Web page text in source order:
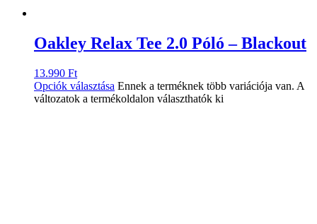
Oakley Relax Tee 2.0 Póló – Blackout
13.990 Ft
Opciók választása Ennek a terméknek több variációja van. A
változatok a termékoldalon választhatók ki